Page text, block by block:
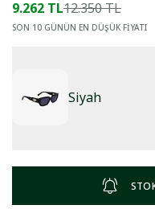
9.262 TL12.350 TL
SON 10 GÜNÜN EN DÜŞÜK FİYATI
Siyah